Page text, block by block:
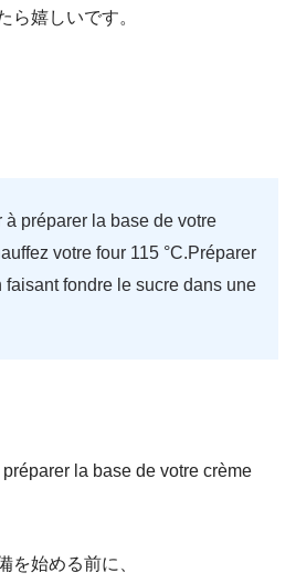
ら嬉しいです。
préparer la base de votre
votre four 115 °C.Préparer
faisant fondre le sucre dans une
la base de votre crème
を始める前に、